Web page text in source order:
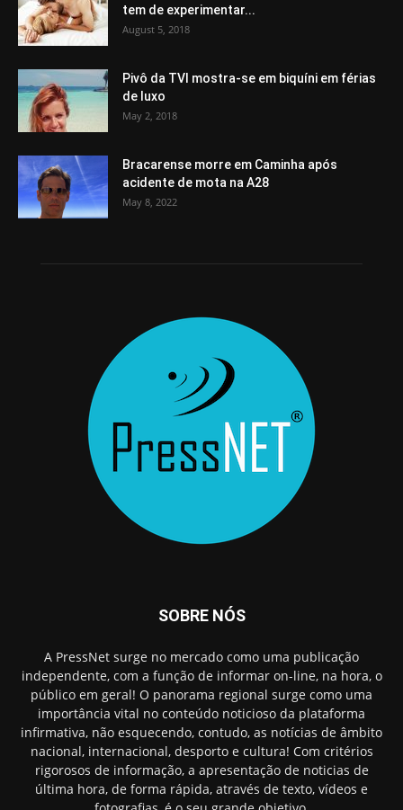
tem de experimentar...
August 5, 2018
Pivô da TVI mostra-se em biquíni em férias
de luxo
May 2, 2018
Bracarense morre em Caminha após
acidente de mota na A28
May 8, 2022
SOBRE NÓS
A PressNet surge no mercado como uma publicação
independente, com a função de informar on-line, na hora, o
público em geral! O panorama regional surge como uma
importância vital no conteúdo noticioso da plataforma
infirmativa, não esquecendo, contudo, as notícias de âmbito
nacional, internacional, desporto e cultura! Com critérios
rigorosos de informação, a apresentação de noticias de
última hora, de forma rápida, através de texto, vídeos e